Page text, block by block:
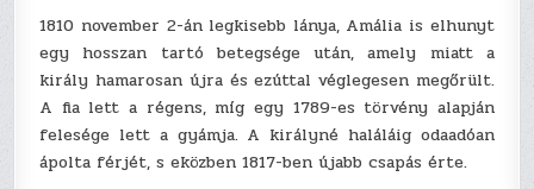
1810 november 2-án legkisebb lánya, Amália is elhunyt
egy hosszan tartó betegsége után, amely miatt a
király hamarosan újra és ezúttal véglegesen megőrült.
A fia lett a régens, míg egy 1789-es törvény alapján
felesége lett a gyámja. A királyné haláláig odaadóan
ápolta férjét, s eközben 1817-ben újabb csapás érte.